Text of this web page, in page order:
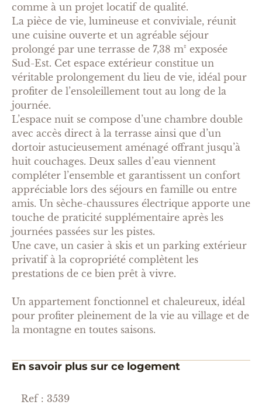
comme à un projet locatif de qualité.
La pièce de vie, lumineuse et conviviale, réunit
une cuisine ouverte et un agréable séjour
prolongé par une terrasse de 7,38 m² exposée
Sud-Est. Cet espace extérieur constitue un
véritable prolongement du lieu de vie, idéal pour
profiter de l’ensoleillement tout au long de la
journée.
L’espace nuit se compose d’une chambre double
avec accès direct à la terrasse ainsi que d’un
dortoir astucieusement aménagé offrant jusqu’à
huit couchages. Deux salles d’eau viennent
compléter l’ensemble et garantissent un confort
appréciable lors des séjours en famille ou entre
amis. Un sèche-chaussures électrique apporte une
touche de praticité supplémentaire après les
journées passées sur les pistes.
Une cave, un casier à skis et un parking extérieur
privatif à la copropriété complètent les
prestations de ce bien prêt à vivre.
Un appartement fonctionnel et chaleureux, idéal
pour profiter pleinement de la vie au village et de
la montagne en toutes saisons.
En savoir plus sur ce logement
Ref : 3539